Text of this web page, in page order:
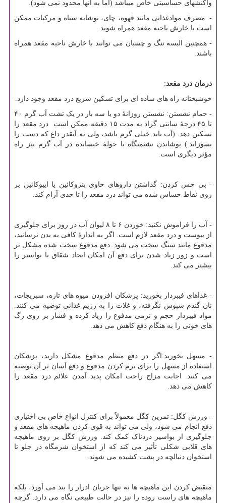
واکنش‏های حساسیتی خاص می‏باشد (اما به آنها محدود نمی‏ شود).
- مصرف موادغذایی مانند قهوه، چای، نوشابه سیاه و مرکبات ممکن
است با خارش ناحیه مقعد همراه شوند.
- همچنین البسه تنگ و چسبان می‏ توانند با خارش ناحیه مقعد همراه
باشند.
درمان درد مقعد:
خوشبختانه راه های ساده ای برای تسکین سریع درد مقعد وجود دارد.
- حمام نشستن: نشستن روزانهٔ دو یا سه بار در یک تشت آب گرم ۴۰
تا ۴۵ درجهٔ سانتی گراد به مدت ۱۵ دقیقه ممکن است درد مقعد را
تسکین دهد. (آب باید خیلی گرم باشد، ولی نه آنقدر داغ که دست را
بسوزاند.) پوشاندن نشیمنگاه با حولهٔ خیسانده در آب گرم نیز راه
مؤثر دیگری است.
- بی حس کردن: گذاشتن داروهای حاوی بنزوکائین یا ایبوکائین بر
روی نقاط حساس شده می تواند درد مقعد را تا حدی آرام کند.
- آب را فراموش نکنید: خوردن ۶ تا ۸ لیوان آب در روز برای جلوگیری
از یبوست و درد مقعد لازم است. اگر به اندازهٔ کافی به بدن نرسانید،
مدفوع مانند سنگ سخت می شود. دفع مدفوع سخت شده مشکل تر
است و زور زیاد شدن برای دفع آن امکان ایجاد شقاق یا بواسیر را
بیشتر می کند.
- غذاهای فیبردار بخورید: پزشکان افزودن میوه های تازه، سبزیجات،
نان گندم سبوس نگرفته، و غلات را به رژیم غذائی توصیه می کنند.
مواد فیبردار حجم و نرمی مدفوع را زیاد کرده و فشار بر روی رگ
های خونی را به هنگام دفع کاهش می دهد.
- مسهل بخورید:اگر در دفع منظم مدفوع مشکل دارید، پزشکان
استفاده از مسهل را برای نرم کردن مدفوع و دفع آسان تر آن توصیه
می کنند. اجابت مزاج راحت امکان پدید آمدن علائم درد مقعد را
کاهش می دهد.
- ورزش کگل: تمرین کگل معمولاً برای کنترل انواع خاص بی اختیاری
دفع انجام می شود، ولی می تواند به قوی کردن ماهیچه های مقعد و
جلوگیری از بواسیر دردناک کمک کند. ورزش کگل بر روی ماهیچه
های قلابی شکلی تأثیر می کند که از استخوان شرمگاه در جلو تا
استخوان دنبالچه در پشت کشیده می شوند.
منقبض کردن این ماهیچه ها نه تنها جریان ادرار را بند می آورد، بلکه
ماهیچه های راست روده را نیز در حالت طبیعی نگاه می دارد. گرچه